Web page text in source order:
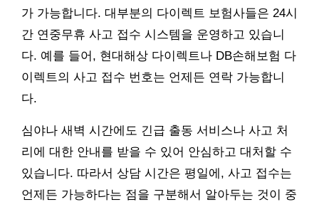
가 가능합니다. 대부분의 다이렉트 보험사들은 24시
간 연중무휴 사고 접수 시스템을 운영하고 있습니
다. 예를 들어, 현대해상 다이렉트나 DB손해보험 다
이렉트의 사고 접수 번호는 언제든 연락 가능합니
다.
심야나 새벽 시간에도 긴급 출동 서비스나 사고 처
리에 대한 안내를 받을 수 있어 안심하고 대처할 수
있습니다. 따라서 상담 시간은 평일에, 사고 접수는
언제든 가능하다는 점을 구분해서 알아두는 것이 중